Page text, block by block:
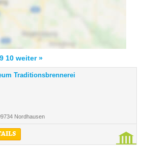
9 10 weiter »
Traditionsbrennerei
Nordhausen